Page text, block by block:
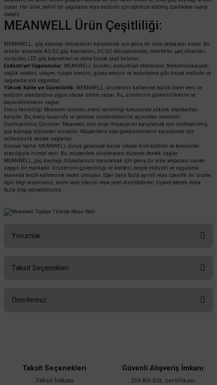
sunar. Her ürün, belirli bir uygulama veya endüstri için optimize edilmiş özelliklere sahip
olabilir.
MEANWELL Ürün Çeşitliliği:
MEANWELL, güç kaynağı ihtiyaçlarını karşılamak için geniş bir ürün yelpazesi sunar. Bu
ürünler arasında AC-DC güç kaynakları, DC-DC dönüştürücüler, invertörler, şarj cihazları,
sürücüler, LED güç kaynakları ve daha birçok çeşit bulunur.
Endüstriyel Uygulamalar: MEANWELL ürünleri, endüstriyel otomasyon, telekomünikasyon,
sağlık sektörü, ulaşım, rüzgar enerjisi, güneş enerjisi ve aydınlatma gibi birçok endüstri ve
uygulama için uygundur.
Yüksek Kalite ve Güvenilirlik: MEANWELL, ürünlerinin kalitesine büyük önem verir ve
endüstri standardına uygun olarak üretim yapar. Bu, ürünlerinin güvenilirliklerini ve
dayanıklılıklarını sağlar.
Enerji Verimliliği: Meanwell ürünleri, enerji verimliliği konusunda yüksek standartları
karşılar. Bu, enerji tasarrufu ve çevresel sürdürülebilirlik açısından önemlidir.
Özelleştirilmiş Çözümler: Meanwell, özel proje ihtiyaçlarını karşılamak için özelleştirilmiş
güç kaynağı çözümleri sunabilir. Müşterilerin özel gereksinimlerini karşılamak için
mühendislik destek sağlarlar.
Küresel Varlık: MEANWELL dünya genelinde birçok ülkede distribütörler ve temsilciler
aracılığıyla hizmet verir. Bu, müşterilere uluslararası düzeyde destek sağlar.
MEANWELL, güç kaynağı ihtiyaçlarınızı karşılamak için geniş bir ürün yelpazesi sunan
saygın bir markadır. Ürünlerinin güvenilirliği ve kalitesi, birçok endüstri ve uygulama
alanında tercih edilmesine neden olmuştur. Eğer daha fazla ayrıntı veya spesifik bir ürünle
ilgili bilgi arıyorsanız, resmi web sitesini veya yerel distribütörleri ziyaret ederek daha
fazla bilgi edinebilirsiniz.
Yorumlar
Taksit Seçenekleri
Önerileriniz
Ürün resmi kalitesiz, bozuk veya görüntülenemiyor.
Taksit Seçenekleri
Taksit İmkanı
Güvenli Alışveriş İmkanı
256 Bit SSL sertifikası